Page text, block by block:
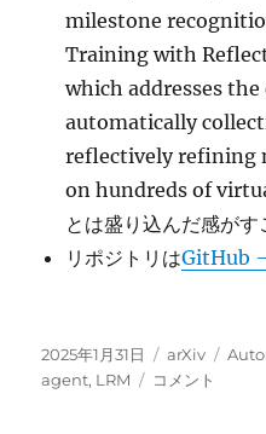
milestone
Training with
which addresses
automatically
reflectively refining
on hundreds of
とは盛り込んだ感がす
リポジトリはGitHub
投
稿
2025年1月31日
カ
テ
arXiv
タ
agent, LRM
UI-
コメント